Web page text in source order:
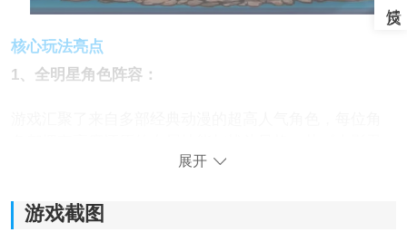
核心玩法亮点
1、全明星角色阵容：
者》到《JOJO的奇妙冒险》，满足所有动漫格斗爱好者
2、深度连招与战斗系统：
展开
游戏截图